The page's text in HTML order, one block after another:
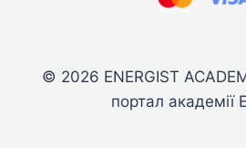
© 2026 ENERGIST
портал академії